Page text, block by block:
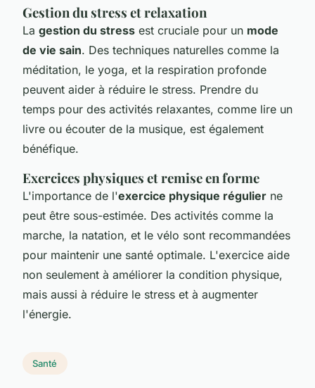
Gestion du stress et relaxation
La gestion du stress est cruciale pour un mode
de vie sain. Des techniques naturelles comme la
méditation, le yoga, et la respiration profonde
peuvent aider à réduire le stress. Prendre du
temps pour des activités relaxantes, comme lire un
livre ou écouter de la musique, est également
bénéfique.
Exercices physiques et remise en forme
L'importance de l'exercice physique régulier ne
peut être sous-estimée. Des activités comme la
marche, la natation, et le vélo sont recommandées
pour maintenir une santé optimale. L'exercice aide
non seulement à améliorer la condition physique,
mais aussi à réduire le stress et à augmenter
l'énergie.
Santé